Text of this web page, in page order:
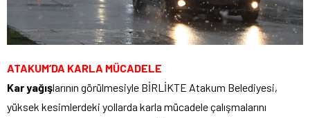
ATAKUM’DA KARLA MÜCADELE
Kar yağışlarının görülmesiyle BİRLİKTE Atakum Belediyesi,
yüksek kesimlerdeki yollarda karla mücadele çalışmalarını